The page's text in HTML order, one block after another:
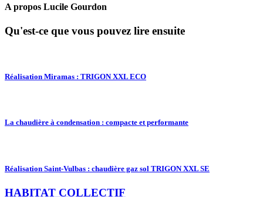
A propos Lucile Gourdon
Qu'est-ce que vous pouvez lire ensuite
Réalisation Miramas : TRIGON XXL ECO
La chaudière à condensation : compacte et performante
Réalisation Saint-Vulbas : chaudière gaz sol TRIGON XXL SE
HABITAT COLLECTIF